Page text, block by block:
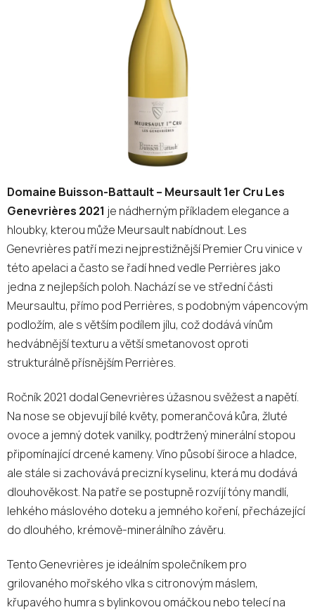
Domaine Buisson-Battault – Meursault 1er Cru Les
Genevrières 2021 je nádherným příkladem elegance a
hloubky, kterou může Meursault nabídnout. Les
Genevrières patří mezi nejprestižnější Premier Cru vinice v
této apelaci a často se řadí hned vedle Perrières jako
jedna z nejlepších poloh. Nachází se ve střední části
Meursaultu, přímo pod Perrières, s podobným vápencovým
podložím, ale s větším podílem jílu, což dodává vínům
hedvábnější texturu a větší smetanovost oproti
strukturálně přísnějším Perrières.
Ročník 2021 dodal Genevrières úžasnou svěžest a napětí.
Na nose se objevují bílé květy, pomerančová kůra, žluté
ovoce a jemný dotek vanilky, podtržený minerální stopou
připomínající drcené kameny. Víno působí široce a hladce,
ale stále si zachovává precizní kyselinu, která mu dodává
dlouhověkost. Na patře se postupně rozvíjí tóny mandlí,
lehkého máslového doteku a jemného koření, přecházející
do dlouhého, krémově-minerálního závěru.
Tento Genevrières je ideálním společníkem pro
grilovaného mořského vlka s citronovým máslem,
křupavého humra s bylinkovou omáčkou nebo telecí na